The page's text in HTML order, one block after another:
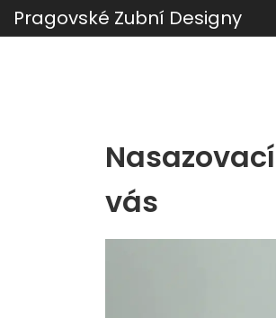
Pragovské Zubní Designy
vás